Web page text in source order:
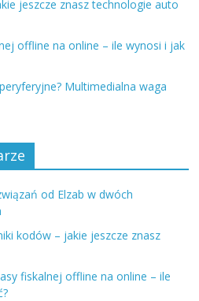
jeszcze znasz technologie auto
offline na online – ile wynosi i jak
Multimedialna waga
od Elzab w dwóch
kodów – jakie jeszcze znasz
fiskalnej offline na online – ile